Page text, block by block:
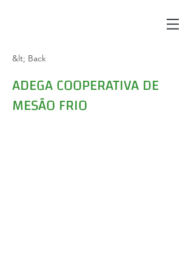
&lt; Back
ADEGA COOPERATIVA DE
MESÃO FRIO